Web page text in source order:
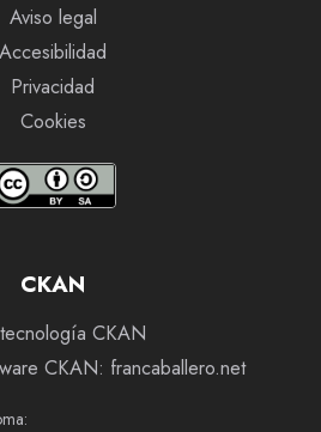
Aviso legal
Accesibilidad
Privacidad
Cookies
CKAN
CKAN
CKAN: francaballero.net